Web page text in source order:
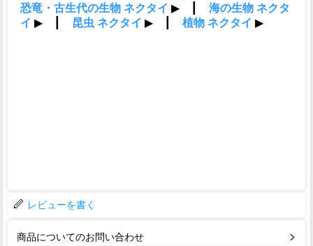
レビューを書く
商品についてのお問い合わせ